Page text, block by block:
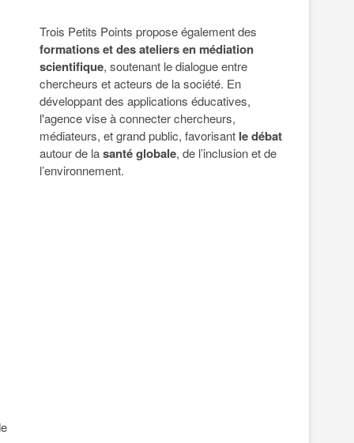
Trois Petits Points propose également des
formations et des ateliers en médiation
scientifique, soutenant le dialogue entre
chercheurs et acteurs de la société. En
développant des applications éducatives,
l'agence vise à connecter chercheurs,
médiateurs, et grand public, favorisant le débat
autour de lasanté globale, de l’inclusion et de
l’environnement.